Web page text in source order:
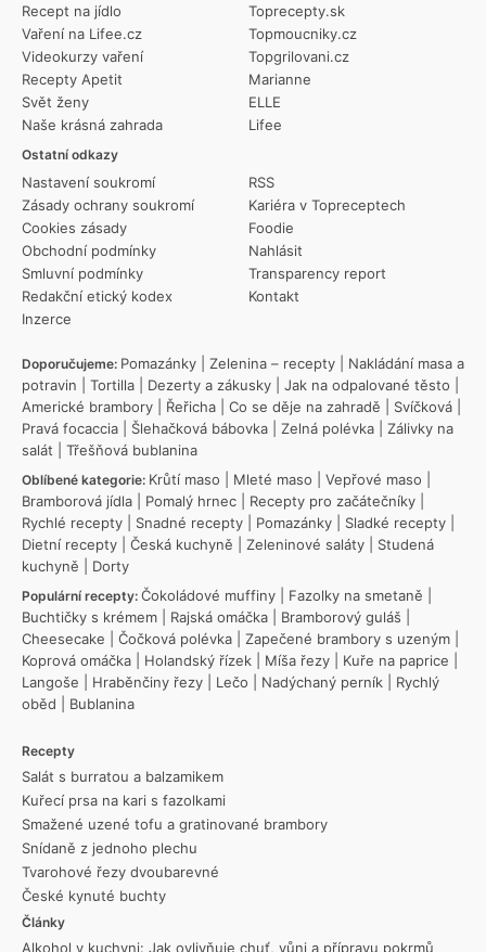
Recept na jídlo
Vaření na Lifee.cz
Videokurzy vaření
Recepty Apetit
Svět ženy
Naše krásná zahrada
Ostatní odkazy
Nastavení soukromí
Zásady ochrany soukromí
Cookies zásady
Obchodní podmínky
Smluvní podmínky
Redakční etický kodex
Inzerce
RSS
Kariéra v Topreceptech
Foodie
Nahlásit
Transparency report
Kontakt
Toprecepty.sk
Topmoucniky.cz
Topgrilovani.cz
Marianne
ELLE
Lifee
Doporučujeme: Pomazánky Zelenina – recepty
Nakládání masa a
potravin
Tortilla Dezerty a zákusky Jak na odpalované těsto
Americké brambory
Řeřicha Co se děje na zahradě Svíčková
Pravá focaccia
Šlehačková bábovka Zelná polévka
Zálivky na
salát
Třešňová bublanina
Oblíbené kategorie: Krůtí maso Mleté maso Vepřové maso
Bramborová jídla
Pomalý hrnec Recepty pro začátečníky
Rychlé recepty
Snadné recepty Pomazánky Sladké recepty
Dietní recepty
Česká kuchyně Zeleninové saláty
Studená
kuchyně
Dorty
Populární recepty: Čokoládové muffiny Fazolky na smetaně
Buchtičky s krémem
Rajská omáčka Bramborový guláš
Cheesecake
Čočková polévka Zapečené brambory s uzeným
Koprová omáčka
Holandský řízek Míša řezy Kuře na paprice
Langoše
Hraběnčiny řezy Lečo Nadýchaný perník
Rychlý
oběd
Bublanina
Recepty
Salát s burratou a balzamikem
Kuřecí prsa na kari s fazolkami
Smažené uzené tofu a gratinované brambory
Snídaně z jednoho plechu
Tvarohové řezy dvoubarevné
České kynuté buchty
Články
Alkohol v kuchyni: Jak ovlivňuje chuť, vůni a přípravu pokrmů